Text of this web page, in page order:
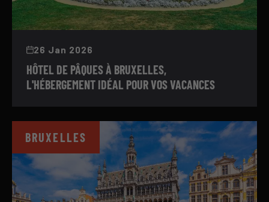
26 Jan 2026
HÔTEL DE PÂQUES À BRUXELLES,
L'HÉBERGEMENT IDÉAL POUR VOS VACANCES
BRUXELLES